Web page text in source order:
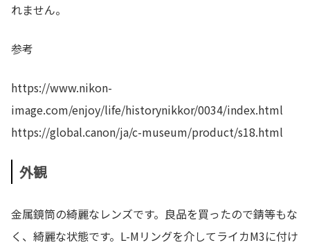
れません。
参考
https://www.nikon-
image.com/enjoy/life/historynikkor/0034/index.html
https://global.canon/ja/c-museum/product/s18.html
外観
金属鏡筒の綺麗なレンズです。良品を買ったので錆等もな
く、綺麗な状態です。L-Mリングを介してライカM3に付け